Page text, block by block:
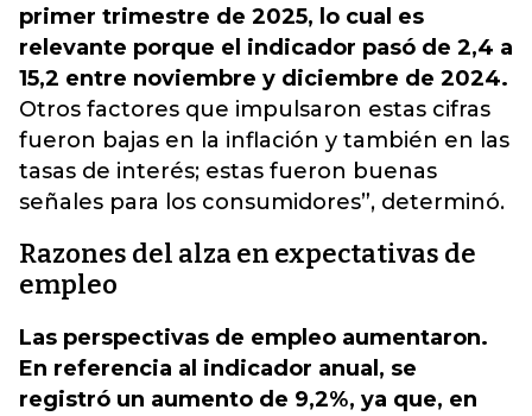
primer trimestre de 2025, lo cual es
relevante porque el indicador pasó de 2,4 a
15,2 entre noviembre y diciembre de 2024.
Otros factores que impulsaron estas cifras
fueron bajas en la inflación y también en las
tasas de interés; estas fueron buenas
señales para los consumidores”, determinó.
Razones del alza en expectativas de
empleo
Las perspectivas de empleo aumentaron.
En referencia al indicador anual, se
registró un aumento de 9,2%, ya que, en